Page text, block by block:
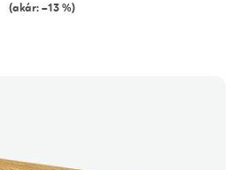
(akár: –13 %)